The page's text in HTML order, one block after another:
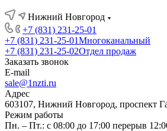
Нижний Новгород
+7 (831) 231-25-01
+7 (831) 231-25-01Многоканальный
+7 (831) 231-25-02Отдел продаж
Заказать звонок
E-mail
sale@1nzti.ru
Адрес
603107, Нижний Новгород, проспект
Режим работы
Пн. – Пт.: с 08:00 до 17:00 перерыв